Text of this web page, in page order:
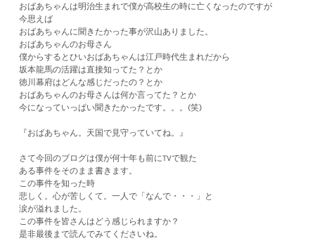
おばあちゃんは明治生まれで僕が高校生の時に亡くなったのですが
今思えば
おばあちゃんに聞きたかった事が沢山ありました。
おばあちゃんのお母さん
僕からするとひいおばあちゃんは江戸時代生まれだから
坂本龍馬の活躍は直接知ってた？とか
徳川幕府はどんな感じだったの？とか
おばあちゃんのお母さんは何か言ってた？とか
今になっていっぱい聞きたかったです。。。(笑)
『おばあちゃん。天国で見守っていてね。』
さて今回のブログは僕が何十年も前にTVで観た
ある事件をそのまま書きます。
この事件を知った時
悲しく。心が苦しくて。一人で「なんで・・・」と
​涙が溢れました。
この事件を皆さんはどう感じられますか？
是非最後まで読んでみてくださいね。